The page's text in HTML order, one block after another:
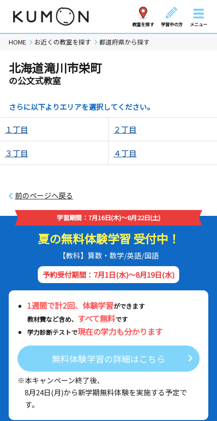
教室を探す 学習中の方 メニュー
HOME お近くの教室を探す 都道府県から探す
北海道滝川市栄町
の公文式教室
さらに以下よりエリアを選択してください。
１丁目 ２丁目
３丁目 ４丁目
前のページへ戻る
学習期間：7月16日(木)～8月22日(土)
夏の無料体験学習 受付中！
【教科】算数・数学/英語/国語
予約受付期間：7月1日(水)～8月19日(水)
1週間で計2回、体験学習ができます
教材費など含め、 すべて無料です
学力診断テストで現在の学力も分かります
無料体験学習の詳細はこちら
※本キャンペーン終了後、
8月24日(月)から新学期無料体験を実施する予定で
す。